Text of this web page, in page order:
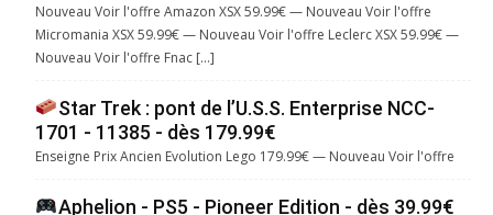
Nouveau Voir l'offre Amazon XSX 59.99€ — Nouveau Voir l'offre
Micromania XSX 59.99€ — Nouveau Voir l'offre Leclerc XSX 59.99€ —
Nouveau Voir l'offre Fnac […]
Star Trek : pont de l’U.S.S. Enterprise NCC-
1701 - 11385 - dès 179.99€
Enseigne Prix Ancien Evolution Lego 179.99€ — Nouveau Voir l'offre
Aphelion - PS5 - Pioneer Edition - dès 39.99€